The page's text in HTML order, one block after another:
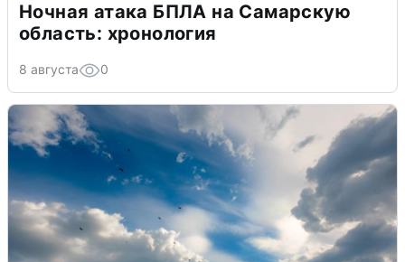
Ночная атака БПЛА на Самарскую
область: хронология
8 августа 0